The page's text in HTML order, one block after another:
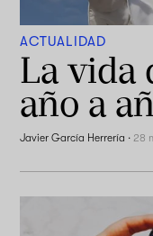
ACTUALIDAD
La vida
año a
Javier García Herrería ·28